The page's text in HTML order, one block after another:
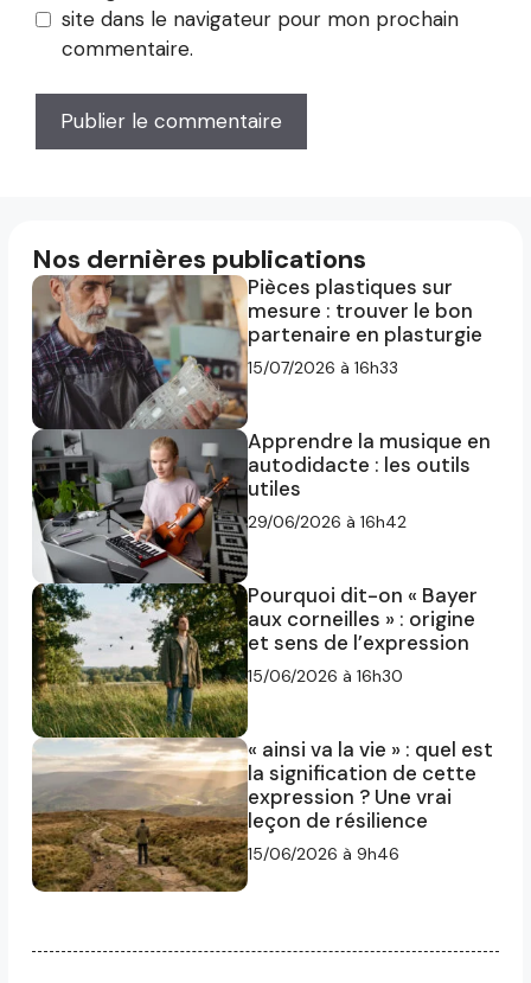
site dans le navigateur pour mon prochain
commentaire.
Nos dernières publications
Pièces plastiques sur
mesure : trouver le bon
partenaire en plasturgie
15/07/2026 à 16h33
Apprendre la musique en
autodidacte : les outils
utiles
29/06/2026 à 16h42
Pourquoi dit-on « Bayer
aux corneilles » : origine
et sens de l’expression
15/06/2026 à 16h30
« ainsi va la vie » : quel est
la signification de cette
expression ? Une vrai
leçon de résilience
15/06/2026 à 9h46